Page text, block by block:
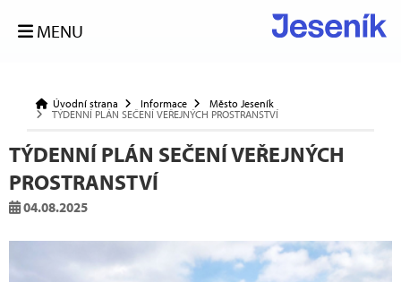
MENU
Úvodní strana Informace
Město Jeseník
TÝDENNÍ PLÁN SEČENÍ VEŘEJNÝCH PROSTRANSTVÍ
TÝDENNÍ PLÁN SEČENÍ VEŘEJNÝCH
PROSTRANSTVÍ
04.08.2025